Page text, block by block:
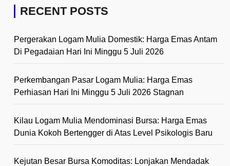
RECENT POSTS
Pergerakan Logam Mulia Domestik: Harga Emas Antam
Di Pegadaian Hari Ini Minggu 5 Juli 2026
Perkembangan Pasar Logam Mulia: Harga Emas
Perhiasan Hari Ini Minggu 5 Juli 2026 Stagnan
Kilau Logam Mulia Mendominasi Bursa: Harga Emas
Dunia Kokoh Bertengger di Atas Level Psikologis Baru
Kejutan Besar Bursa Komoditas: Lonjakan Mendadak